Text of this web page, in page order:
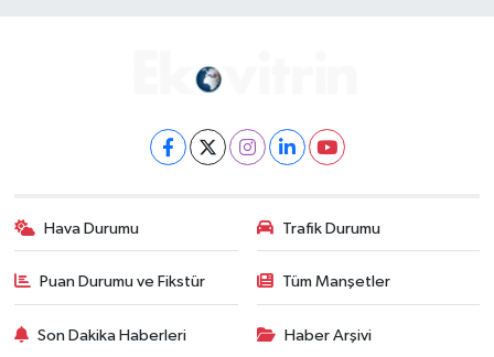
Hava Durumu Trafik Durumu
Puan Durumu ve Fikstür Tüm Manşetler
Son Dakika Haberleri Haber Arşivi